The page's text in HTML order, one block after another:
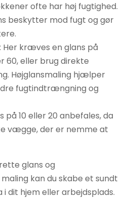
ofte har høj fugtighed.
beskytter mod fugt og gør
kræves en glans på
60, eller brug direkte
Højglansmaling hjælper
fugtindtrængning og
på 10 eller 20 anbefales, da
vægge, der er nemme at
glans og
kan du skabe et sundt
i dit hjem eller arbejdsplads.